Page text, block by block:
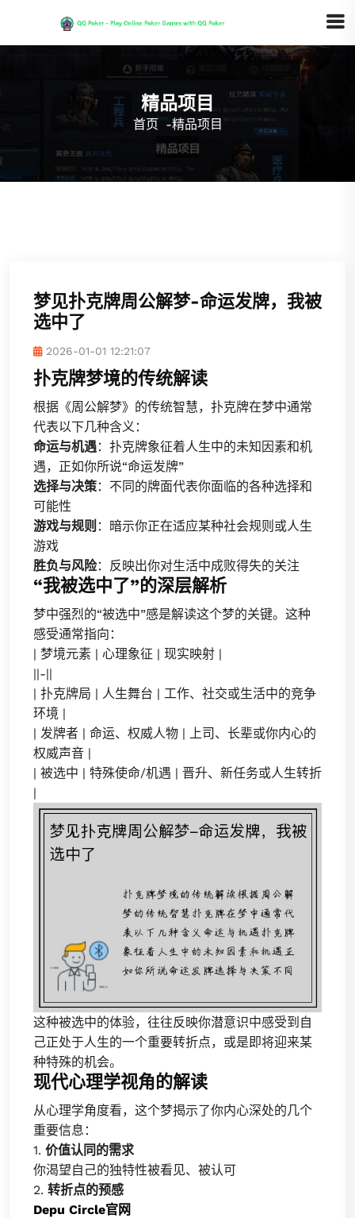
精品项目
首页 -精品项目
梦见扑克牌周公解梦-命运发牌，我被
选中了
2026-01-01 12:21:07
扑克牌梦境的传统解读
根据《周公解梦》的传统智慧，扑克牌在梦中通常
代表以下几种含义：
命运与机遇：扑克牌象征着人生中的未知因素和机
遇，正如你所说“命运发牌”
选择与决策：不同的牌面代表你面临的各种选择和
可能性
游戏与规则 ：暗示你正在适应某种社会规则或人生
游戏
胜负与风险：反映出你对生活中成败得失的关注
“我被选中了”的深层解析
梦中强烈的“被选中”感是解读这个梦的关键。这种
感受通常指向：
| 梦境元素 | 心理象征 | 现实映射 |
||-||
| 扑克牌局 | 人生舞台 | 工作、社交或生活中的竞争
环境 |
| 发牌者 | 命运、权威人物 | 上司、长辈或你内心的
权威声音 |
| 被选中 | 特殊使命/机遇 | 晋升、新任务或人生转折
|
这种被选中的体验，往往反映你潜意识中感受到自
己正处于人生的一个重要转折点，或是即将迎来某
种特殊的机会。
现代心理学视角的解读
从心理学角度看，这个梦揭示了你内心深处的几个
重要信息：
1. 价值认同的需求
你渴望自己的独特性被看见、被认可
2. 转折点的预感
Depu Circle官网